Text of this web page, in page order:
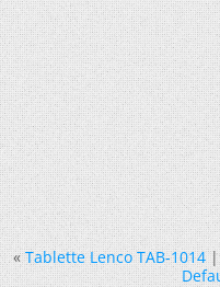
« Tablette Lenco TAB-1014